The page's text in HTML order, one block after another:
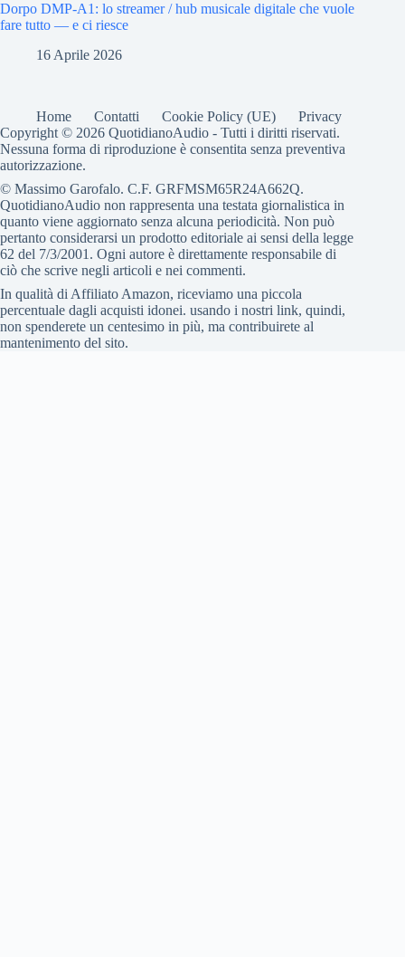
Dorpo DMP-A1: lo streamer / hub musicale digitale che vuole
fare tutto — e ci riesce
16 Aprile 2026
Home Contatti Cookie Policy (UE)
Privacy
Copyright © 2026 QuotidianoAudio - Tutti i diritti riservati.
Nessuna forma di riproduzione è consentita senza preventiva
autorizzazione.
© Massimo Garofalo. C.F. GRFMSM65R24A662Q.
QuotidianoAudio non rappresenta una testata giornalistica in
quanto viene aggiornato senza alcuna periodicità. Non può
pertanto considerarsi un prodotto editoriale ai sensi della legge
62 del 7/3/2001. Ogni autore è direttamente responsabile di
ciò che scrive negli articoli e nei commenti.
In qualità di Affiliato Amazon, riceviamo una piccola
percentuale dagli acquisti idonei. usando i nostri link, quindi,
non spenderete un centesimo in più, ma contribuirete al
mantenimento del sito.